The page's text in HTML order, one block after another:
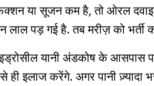
या सूजन कम है, तो ओरल
लाल पड़ गई है. तब मरीज़ को
यानी अंडकोष के आसपास
ही इलाज करेंगे. अगर पानी ज़्यादा